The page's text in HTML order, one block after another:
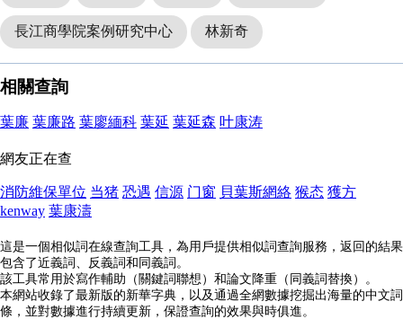
長江商學院案例研究中心 林新奇
相關查詢
葉廉 葉廉路 葉廖緬科 葉延 葉延森 叶康涛
網友正在查
消防維保單位 当猪 恐遇 信源 门窗 貝葉斯網絡 猴态 獲方
kenway 葉康濤
這是一個相似詞在線查詢工具，為用戶提供相似詞查詢服務，返回的結果
包含了近義詞、反義詞和同義詞。
該工具常用於寫作輔助（關鍵詞聯想）和論文降重（同義詞替換）。
本網站收錄了最新版的新華字典，以及通過全網數據挖掘出海量的中文詞
條，並對數據進行持續更新，保證查詢的效果與時俱進。